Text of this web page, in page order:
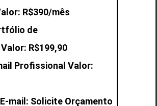
R$390/mês
de
R$199,90
Profissional Valor:
mail: Solicite Orçamento